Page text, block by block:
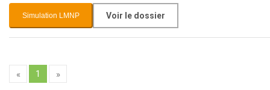
Simulation LMNP Voir le dossier
« 1 »